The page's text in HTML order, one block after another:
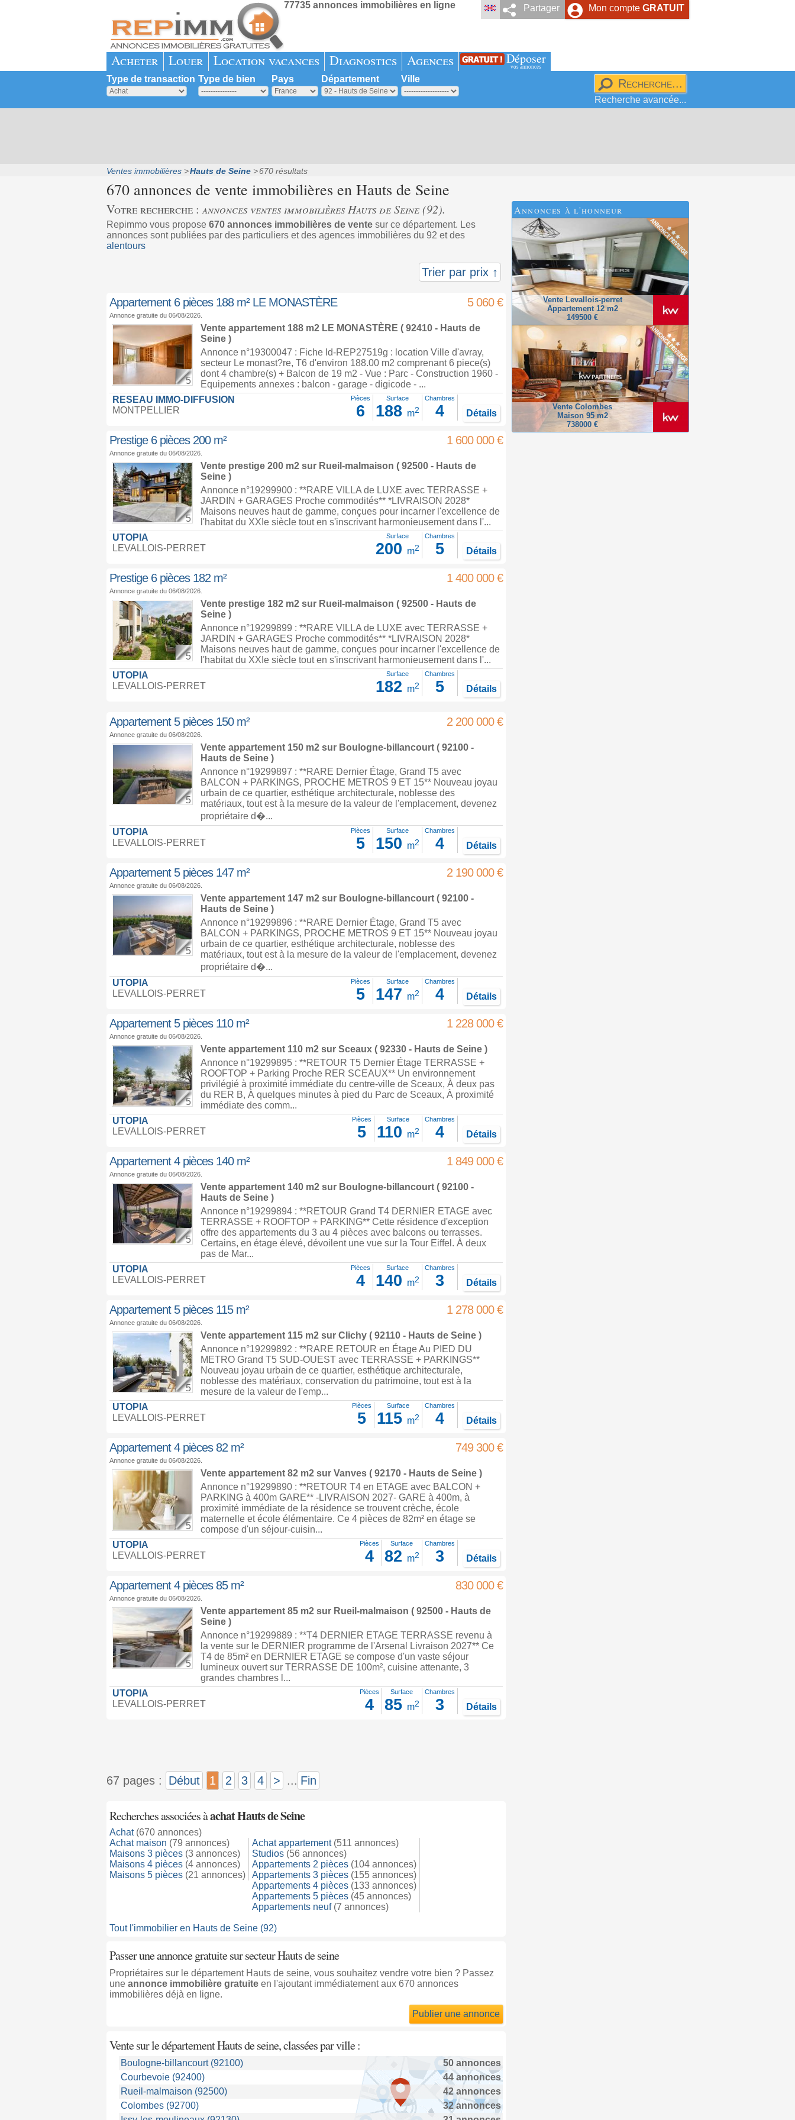
Mon compte GRATUIT
Partager
77735 annonces immobilières en ligne
Acheter Louer Location vacances Diagnostics Agences Déposer
vos annonces
Type de transaction Type de bien Pays Département Ville
Recherche avancée...
Ventes immobilières Hauts de Seine 670 résultats
670 annonces de vente immobilières en Hauts de Seine
Votre recherche :annonces ventes immobilières Hauts de Seine (92).
Repimmo vous propose 670 annonces immobilières de ventesur ce département. Les
annonces sont publiées par des particuliers et des agences immobilières du 92 et des
alentours
Trier par prix ↑
Appartement 6 pièces 188 m² LE MONASTÈRE 5 060 €
Annonce gratuite du 06/08/2026.
5
Vente appartement 188 m2 LE MONASTÈRE ( 92410 - Hauts de
Seine )
Annonce n°19300047 : Fiche Id-REP27519g : location Ville d'avray,
secteur Le monast?re, T6 d'environ 188.00 m2 comprenant 6 piece(s)
dont 4 chambre(s) + Balcon de 19 m2 - Vue : Parc - Construction 1960 -
Equipements annexes : balcon - garage - digicode - ...
RESEAU IMMO-DIFFUSION
MONTPELLIER
Pièces
6
Surface
188 m2
Chambres
4 Détails
Prestige 6 pièces 200 m² 1 600 000 €
Annonce gratuite du 06/08/2026.
5
Vente prestige 200 m2 sur Rueil-malmaison ( 92500 - Hauts de
Seine )
Annonce n°19299900 : **RARE VILLA de LUXE avec TERRASSE +
JARDIN + GARAGES Proche commodités** *LIVRAISON 2028*
Maisons neuves haut de gamme, conçues pour incarner l'excellence de
l'habitat du XXIe siècle tout en s'inscrivant harmonieusement dans l'...
UTOPIA
LEVALLOIS-PERRET
Surface
200 m2
Chambres
5 Détails
Prestige 6 pièces 182 m² 1 400 000 €
Annonce gratuite du 06/08/2026.
5
Vente prestige 182 m2 sur Rueil-malmaison ( 92500 - Hauts de
Seine )
Annonce n°19299899 : **RARE VILLA de LUXE avec TERRASSE +
JARDIN + GARAGES Proche commodités** *LIVRAISON 2028*
Maisons neuves haut de gamme, conçues pour incarner l'excellence de
l'habitat du XXIe siècle tout en s'inscrivant harmonieusement dans l'...
UTOPIA
LEVALLOIS-PERRET
Surface
182 m2
Chambres
5 Détails
Appartement 5 pièces 150 m² 2 200 000 €
Annonce gratuite du 06/08/2026.
5
Vente appartement 150 m2 sur Boulogne-billancourt( 92100 -
Hauts de Seine )
Annonce n°19299897 : **RARE Dernier Étage, Grand T5 avec
BALCON + PARKINGS, PROCHE METROS 9 ET 15** Nouveau joyau
urbain de ce quartier, esthétique architecturale, noblesse des
matériaux, tout est à la mesure de la valeur de l'emplacement, devenez
propriétaire d�...
UTOPIA
LEVALLOIS-PERRET
Pièces
5
Surface
150 m2
Chambres
4 Détails
Appartement 5 pièces 147 m² 2 190 000 €
Annonce gratuite du 06/08/2026.
5
Vente appartement 147 m2 sur Boulogne-billancourt( 92100 -
Hauts de Seine )
Annonce n°19299896 : **RARE Dernier Étage, Grand T5 avec
BALCON + PARKINGS, PROCHE METROS 9 ET 15** Nouveau joyau
urbain de ce quartier, esthétique architecturale, noblesse des
matériaux, tout est à la mesure de la valeur de l'emplacement, devenez
propriétaire d�...
UTOPIA
LEVALLOIS-PERRET
Pièces
5
Surface
147 m2
Chambres
4 Détails
Appartement 5 pièces 110 m² 1 228 000 €
Annonce gratuite du 06/08/2026.
5
Vente appartement 110 m2 sur Sceaux( 92330 - Hauts de Seine )
Annonce n°19299895 : **RETOUR T5 Dernier Étage TERRASSE +
ROOFTOP + Parking Proche RER SCEAUX** Un environnement
privilégié à proximité immédiate du centre-ville de Sceaux, À deux pas
du RER B, À quelques minutes à pied du Parc de Sceaux, À proximité
immédiate des comm...
UTOPIA
LEVALLOIS-PERRET
Pièces
5
Surface
110 m2
Chambres
4 Détails
Appartement 4 pièces 140 m² 1 849 000 €
Annonce gratuite du 06/08/2026.
5
Vente appartement 140 m2 sur Boulogne-billancourt( 92100 -
Hauts de Seine )
Annonce n°19299894 : **RETOUR Grand T4 DERNIER ETAGE avec
TERRASSE + ROOFTOP + PARKING** Cette résidence d'exception
offre des appartements du 3 au 4 pièces avec balcons ou terrasses.
Certains, en étage élevé, dévoilent une vue sur la Tour Eiffel. À deux
pas de Mar...
UTOPIA
LEVALLOIS-PERRET
Pièces
4
Surface
140 m2
Chambres
3 Détails
Appartement 5 pièces 115 m² 1 278 000 €
Annonce gratuite du 06/08/2026.
5
Vente appartement 115 m2 sur Clichy( 92110 - Hauts de Seine )
Annonce n°19299892 : **RARE RETOUR en Étage Au PIED DU
METRO Grand T5 SUD-OUEST avec TERRASSE + PARKINGS**
Nouveau joyau urbain de ce quartier, esthétique architecturale,
noblesse des matériaux, conservation du patrimoine, tout est à la
mesure de la valeur de l'emp...
UTOPIA
LEVALLOIS-PERRET
Pièces
5
Surface
115 m2
Chambres
4 Détails
Appartement 4 pièces 82 m² 749 300 €
Annonce gratuite du 06/08/2026.
5
Vente appartement 82 m2 sur Vanves( 92170 - Hauts de Seine )
Annonce n°19299890 : **RETOUR T4 en ETAGE avec BALCON +
PARKING à 400m GARE** -LIVRAISON 2027- GARE à 400m, à
proximité immédiate de la résidence se trouvent crèche, école
maternelle et école élémentaire. Ce 4 pièces de 82m² en étage se
compose d'un séjour-cuisin...
UTOPIA
LEVALLOIS-PERRET
Pièces
4
Surface
82 m2
Chambres
3 Détails
Appartement 4 pièces 85 m² 830 000 €
Annonce gratuite du 06/08/2026.
5
Vente appartement 85 m2 sur Rueil-malmaison ( 92500 - Hauts de
Seine )
Annonce n°19299889 : **T4 DERNIER ETAGE TERRASSE revenu à
la vente sur le DERNIER programme de l'Arsenal Livraison 2027** Ce
T4 de 85m² en DERNIER ETAGE se compose d'un vaste séjour
lumineux ouvert sur TERRASSE DE 100m², cuisine attenante, 3
grandes chambres l...
UTOPIA
LEVALLOIS-PERRET
Pièces
4
Surface
85 m2
Chambres
3 Détails
67 pages : Début 1 2 3 4 > ... Fin
Recherches associées àachat Hauts de Seine
Achat(670 annonces)
Achat maison (79 annonces)
Maisons 3 pièces(3 annonces)
Maisons 4 pièces(4 annonces)
Maisons 5 pièces(21 annonces)
Achat appartement(511 annonces)
Studios(56 annonces)
Appartements 2 pièces(104 annonces)
Appartements 3 pièces(155 annonces)
Appartements 4 pièces(133 annonces)
Appartements 5 pièces(45 annonces)
Appartements neuf(7 annonces)
Tout l'immobilier en Hauts de Seine (92)
Passer une annonce gratuite sur secteur Hauts de seine
Propriétaires sur le département Hauts de seine, vous souhaitez vendre votre bien ? Passez
une annonce immobilière gratuite en l'ajoutant immédiatement aux 670 annonces
immobilières déjà en ligne.
Publier une annonce
Vente sur le département Hauts de seine, classées par ville :
Boulogne-billancourt (92100)
50 annonces
Courbevoie (92400)
44 annonces
Rueil-malmaison (92500)
42 annonces
Colombes (92700)
32 annonces
Annonces à l'honneur
Vente Levallois-perret
Appartement 12 m2
149500 €
Vente Colombes
Maison 95 m2
738000 €